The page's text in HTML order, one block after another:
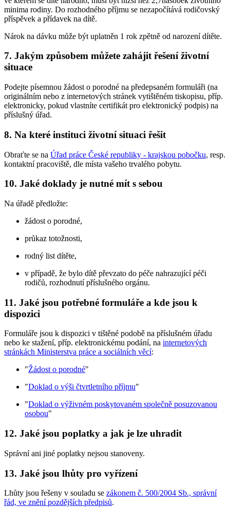
minima rodiny. Do rozhodného příjmu se nezapočítává rodičovský
příspěvek a přídavek na dítě.
Nárok na dávku může být uplatněn 1 rok zpětně od narození dítěte.
7. Jakým způsobem můžete zahájit řešení životní
situace
Podejte písemnou žádost o porodné na předepsaném formuláři (na
originálním nebo z internetových stránek vytištěném tiskopisu, příp.
elektronicky, pokud vlastníte certifikát pro elektronický podpis) na
příslušný úřad.
8. Na které instituci životní situaci řešit
Obraťte se na Úřad práce České republiky - krajskou pobočku, resp.
kontaktní pracoviště, dle místa vašeho trvalého pobytu.
10. Jaké doklady je nutné mít s sebou
Na úřadě předložte:
žádost o porodné,
průkaz totožnosti,
rodný list dítěte,
v případě, že bylo dítě převzato do péče nahrazující péči
rodičů, rozhodnutí příslušného orgánu.
11. Jaké jsou potřebné formuláře a kde jsou k
dispozici
Formuláře jsou k dispozici v tištěné podobě na příslušném úřadu
nebo ke stažení, příp. elektronickému podání, na internetových
stránkách Ministerstva práce a sociálních věcí:
"Žádost o porodné"
"Doklad o výši čtvrtletního příjmu"
"Doklad o výživném poskytovaném společně posuzovanou
osobou"
12. Jaké jsou poplatky a jak je lze uhradit
Správní ani jiné poplatky nejsou stanoveny.
13. Jaké jsou lhůty pro vyřízení
Lhůty jsou řešeny v souladu se zákonem č. 500/2004 Sb., správní
řád, ve znění pozdějších předpisů.